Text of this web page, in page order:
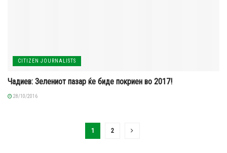
CITIZEN JOURNALISTS
Чадиев: Зелениот пазар ќе биде покриен во 2017!
28/10/2016
1 2